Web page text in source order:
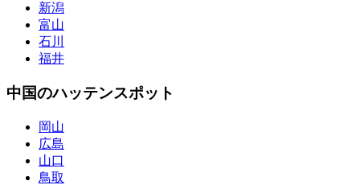
新潟
富山
石川
福井
中国のハッテンスポット
岡山
広島
山口
鳥取